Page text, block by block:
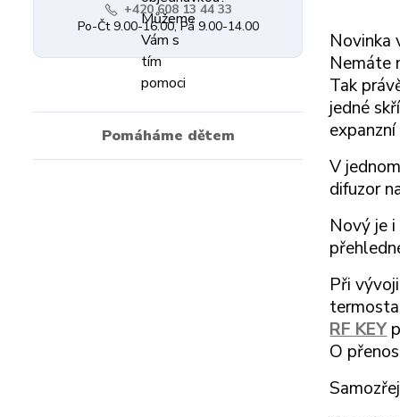
Novinka
Nemáte
Tak
jedné
V
difuzor
Nový je
Při
RF KEY
O
+420 608 13 44 33
Po-Čt 9.00-16.00, Pá 9.00-14.00
Pomáháme dětem